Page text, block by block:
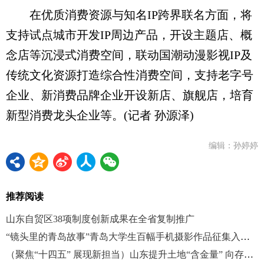
在优质消费资源与知名IP跨界联名方面，将
支持试点城市开发IP周边产品，开设主题店、概
念店等沉浸式消费空间，联动国潮动漫影视IP及
传统文化资源打造综合性消费空间，支持老字号
企业、新消费品牌企业开设新店、旗舰店，培育
新型消费龙头企业等。(记者 孙源泽)
编辑：孙婷婷
推荐阅读
山东自贸区38项制度创新成果在全省复制推广
“镜头里的青岛故事”青岛大学生百幅手机摄影作品征集入围名单公示
（聚焦“十四五” 展现新担当）山东提升土地“含金量” 向存量要空间促绿色转型